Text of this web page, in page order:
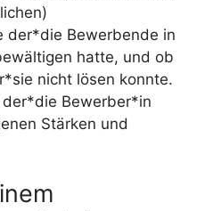
der*die Bewerbende in
hatte, und ob
nicht lösen konnte.
Bewerber*in
Stärken und